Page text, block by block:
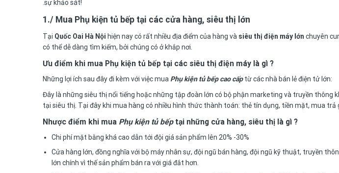
.sự khảo sát!
1./ Mua Phụ kiện tủ bếp tại các cửa hàng, siêu thị lớn
Tại Quốc Oai Hà Nội hiện nay có rất nhiều địa điểm của hàng và siêu thị điện máy lớn chuyên
có thể dễ dàng tìm kiếm, bởi chúng có ở khắp nơi.
Ưu điểm khi mua Phụ kiện tủ bếp tại các siêu thị điện máy là gì ?
Những lợi ích sau đây đi kèm với việc mua Phụ kiện tủ bếp cao cấptừ các nhà bán lẻ điện tử lớn:
Đây là những siêu thị nổi tiếng hoặc những tập đoàn lớn có bộ phận marketing và truyền thông
tại siêu thị. Tại đây khi mua hàng có nhiều hình thức thành toán: thẻ tín dụng, tiền mặt, mua trả
Nhược điểm khi mua Phụ kiện tủ bếptại những cửa hàng, siêu thị là gì ?
Chi phí mặt bằng khá cao dẫn tới đội giá sản phẩm lên 20% -30%
Cửa hàng lớn, đồng nghĩa với bộ máy nhân sự, đội ngũ bán hàng, đội ngũ kỹ thuật, truyền
lớn chính vì thế sản phẩm bán ra với giá đắt hơn.